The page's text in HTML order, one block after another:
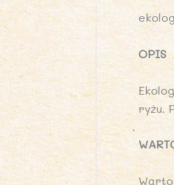
OPIS
ryżu.